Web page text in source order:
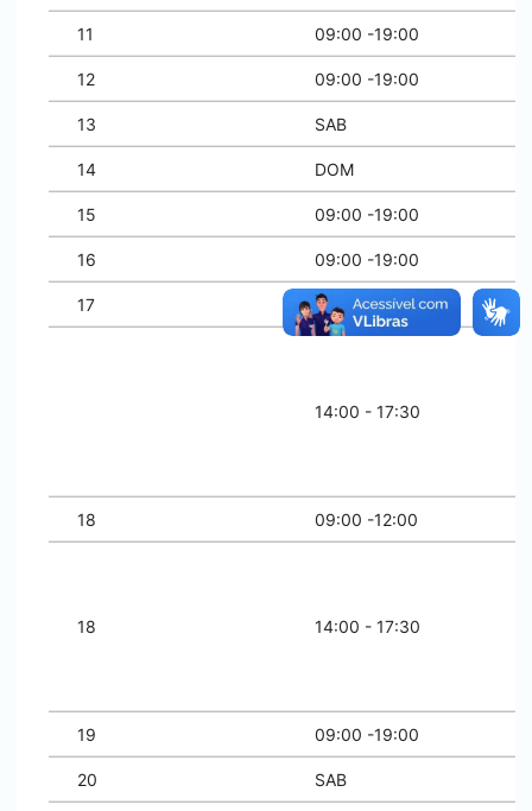
11 09:00 -19:00
12 09:00 -19:00
13 SAB
14 DOM
15 09:00 -19:00
16 09:00 -19:00
17 09:00 -19:00
14:00 - 17:30
18 09:00 -12:00
18 14:00 - 17:30
19 09:00 -19:00
20 SAB